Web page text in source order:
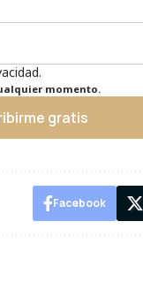
momento.
gratis
Facebook